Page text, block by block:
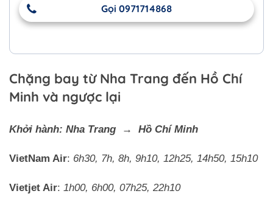
Gọi 0971714868
Chặng bay từ Nha Trang đến Hồ Chí
Minh và ngược lại
Khởi hành: Nha Trang → Hồ Chí Minh
VietNam Air: 6h30, 7h, 8h, 9h10, 12h25, 14h50, 15h10
Vietjet Air: 1h00, 6h00, 07h25, 22h10